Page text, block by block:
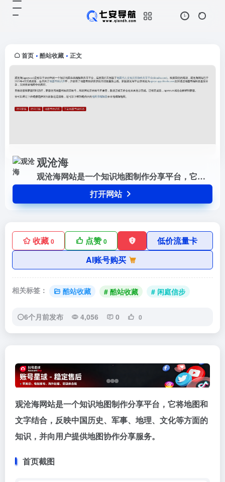
首页 • 酷站收藏 • 正文
观沧海
观沧海网站是一个知识地图制作分享平台，它将地图和文字结合，反映中国历史、军事、地理、文化等方面的知识，并向用户提供地图协作分享服务。
打开网站
收藏 0 点赞0
低价流量卡
AI账号购买
相关标签： 酷站收藏 # 酷站收藏 # 闲庭信步
6个月前发布 4,056 0 0
国历史、军事、地理、文化等方面的
知识，并向用户提供地图协作分享服
务。
观沧海网站是一个知识地图制作分享平台，它将地图和
文字结合，反映中国历史、军事、地理、文化等方面的
知识，并向用户提供地图协作分享服务。
首页截图